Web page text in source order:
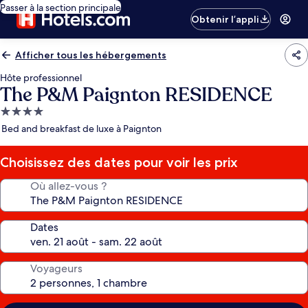
Passer à la section principale
Obtenir l’appli
Afficher tous les hébergements
Hôte professionnel
The P&M Paignton RESIDENCE
Hébergement
4.0 étoiles
Bed and breakfast de luxe à Paignton
Choisissez des dates pour voir les prix
Où allez-vous ?
Dates
Voyageurs